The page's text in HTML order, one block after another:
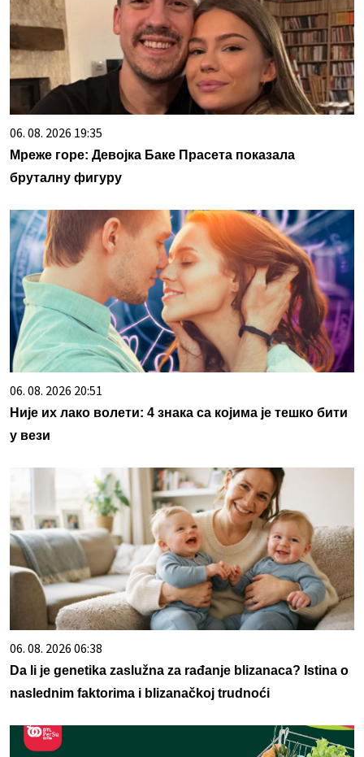
06. 08. 2026 19:35
Мреже горе: Девојка Баке Прасета показала
бруталну фигуру
06. 08. 2026 20:51
Није их лако волети: 4 знака са којима је тешко бити
у вези
06. 08. 2026 06:38
Da li je genetika zaslužna za rađanje blizanaca? Istina o
naslednim faktorima i blizanačkoj trudnoći